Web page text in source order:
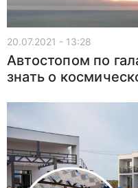
20.07.2021 - 13:28
Автостопом по
знать о